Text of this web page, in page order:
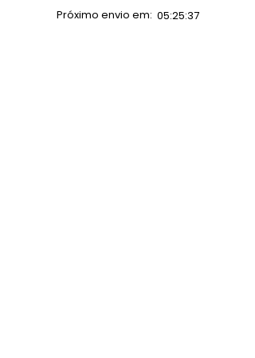
Próximo envio em: 05:25:37